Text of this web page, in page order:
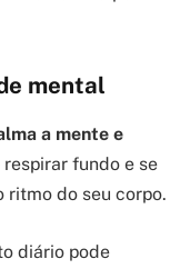
mental
a mente e
fundo e se
ritmo do seu corpo.
diário pode